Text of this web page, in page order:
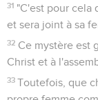
31 "C'est pour cela
et sera joint à sa
32 Ce mystère est
Christ et à
33 Toutefois, que